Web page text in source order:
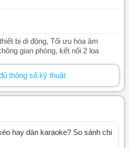
bị di động, Tối ưu hóa âm
gian phòng, kết nối 2 loa
gian sử dụng pin trong 8 giờ,
trong 3 giờ)
50/60 Hz
thông số kỹ thuật
hay dàn karaoke? So sánh chi